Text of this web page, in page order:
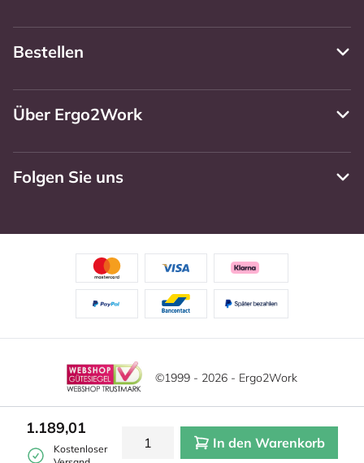
1.189,01
Kostenloser
In den Warenkorb
Bestellen
Über Ergo2Work
Folgen Sie uns
©1999 - 2026 - Ergo2Work
Haftungsausschluss
Allgemeine Geschäftsbedingungen
Cookie-Einstellungen